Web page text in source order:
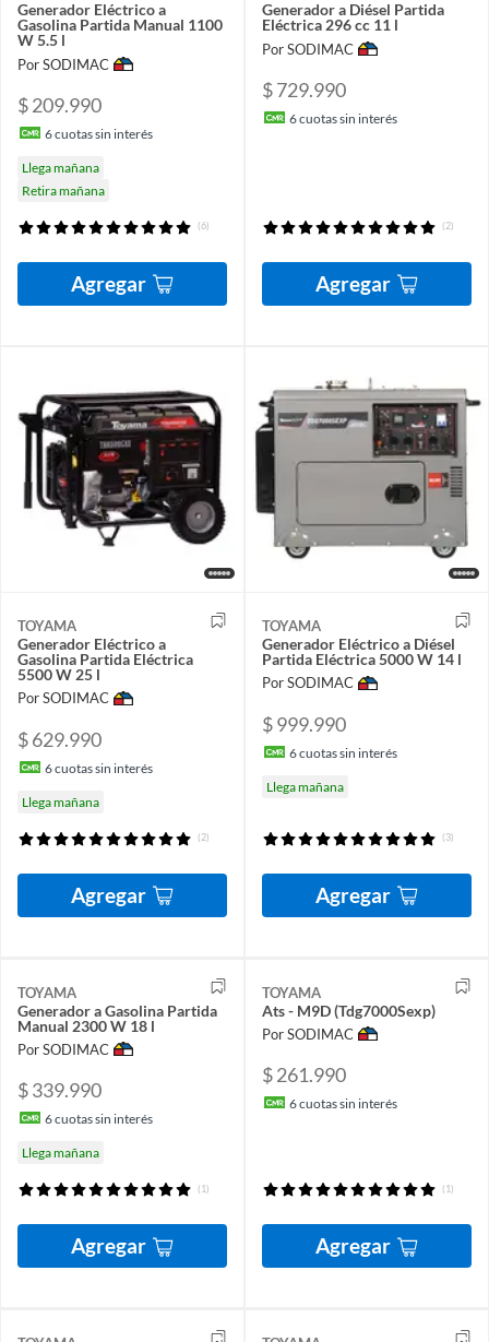
Generador Eléctrico a
Gasolina Partida Manual 1100
W 5.5 l
Por SODIMAC
$ 209.990
6cuotas sin interés
Llega mañana
Retira mañana
(6)
Agregar
Generador a Diésel Partida
Eléctrica 296 cc 11 l
Por SODIMAC
$ 729.990
6cuotas sin interés
(2)
Agregar
TOYAMA
Generador Eléctrico a
Gasolina Partida Eléctrica
5500 W 25 l
Por SODIMAC
$ 629.990
6cuotas sin interés
Llega mañana
(2)
Agregar
TOYAMA
Generador Eléctrico a Diésel
Partida Eléctrica 5000 W 14 l
Por SODIMAC
$ 999.990
6cuotas sin interés
Llega mañana
(3)
Agregar
TOYAMA
Generador a Gasolina Partida
Manual 2300 W 18 l
Por SODIMAC
$ 339.990
6cuotas sin interés
Llega mañana
(1)
Agregar
TOYAMA
Ats - M9D (Tdg7000Sexp)
Por SODIMAC
$ 261.990
6cuotas sin interés
(1)
Agregar